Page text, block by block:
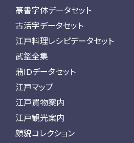
篆書字体データセット
古活字データセット
江戸料理レシピデータセット
武鑑全集
藩IDデータセット
江戸マップ
江戸買物案内
江戸観光案内
顔貌コレクション